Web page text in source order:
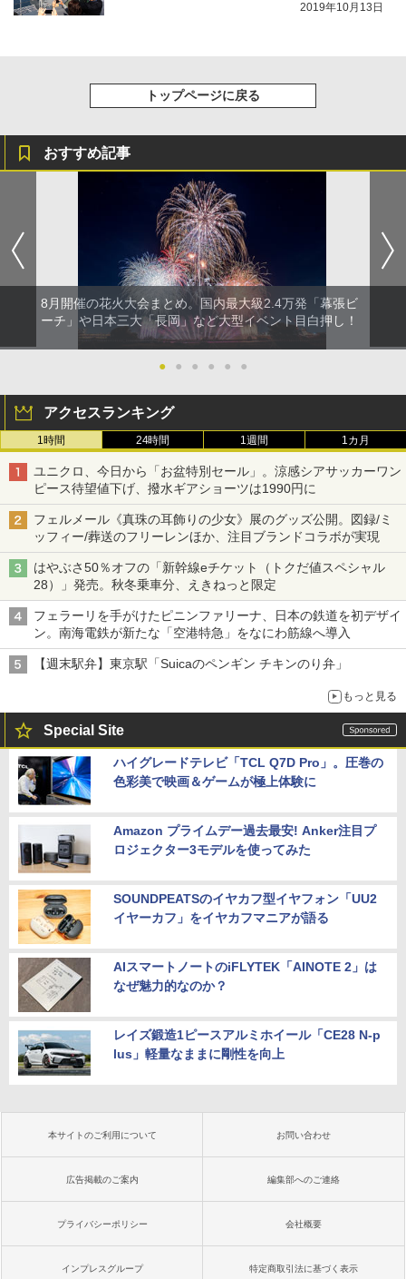
2019年10月13日
トップページに戻る
おすすめ記事
8月開催の花火大会まとめ。国内最大級2.4万発「幕張ビ
ーチ」や日本三大「長岡」など大型イベント目白押し！
● ● ● ● ● ●
アクセスランキング
1時間 24時間 1週間 1カ月
ユニクロ、今日から「お盆特別セール」。涼感シアサッカーワン
ピース待望値下げ、撥水ギアショーツは1990円に
フェルメール《真珠の耳飾りの少女》展のグッズ公開。図録/ミ
ッフィー/葬送のフリーレンほか、注目ブランドコラボが実現
はやぶさ50％オフの「新幹線eチケット（トクだ値スペシャル
28）」発売。秋冬乗車分、えきねっと限定
フェラーリを手がけたピニンファリーナ、日本の鉄道を初デザイ
ン。南海電鉄が新たな「空港特急」をなにわ筋線へ導入
【週末駅弁】東京駅「Suicaのペンギン チキンのり弁」
もっと見る
Special Site
ハイグレードテレビ「TCL Q7D Pro」。圧巻の
色彩美で映画＆ゲームが極上体験に
Amazon プライムデー過去最安! Anker注目プ
ロジェクター3モデルを使ってみた
SOUNDPEATSのイヤカフ型イヤフォン「UU2
イヤーカフ」をイヤカフマニアが語る
AIスマートノートのiFLYTEK「AINOTE 2」は
なぜ魅力的なのか？
レイズ鍛造1ピースアルミホイール「CE28 N-p
lus」軽量なままに剛性を向上
本サイトのご利用について お問い合わせ
広告掲載のご案内 編集部へのご連絡
プライバシーポリシー 会社概要
インプレスグループ 特定商取引法に基づく表示